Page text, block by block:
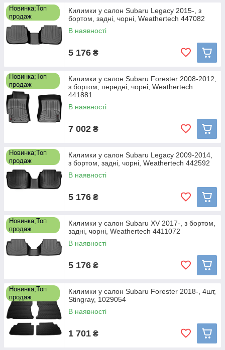
Новинка;Топ
продаж
Килимки у салон Subaru Legacy 2015-, з
бортом, задні, чорні, Weathertech 447082
В наявності
5 176 ₴
Новинка;Топ
продаж
Килимки у салон Subaru Forester 2008-2012,
з бортом, передні, чорні, Weathertech
441881
В наявності
7 002 ₴
Новинка;Топ
продаж
Килимки у салон Subaru Legacy 2009-2014,
з бортом, задні, чорні, Weathertech 442592
В наявності
5 176 ₴
Новинка;Топ
продаж
Килимки у салон Subaru XV 2017-, з бортом,
задні, чорні, Weathertech 4411072
В наявності
5 176 ₴
Новинка;Топ
продаж
Килимки у салон Subaru Forester 2018-, 4шт,
Stingray, 1029054
В наявності
1 701 ₴